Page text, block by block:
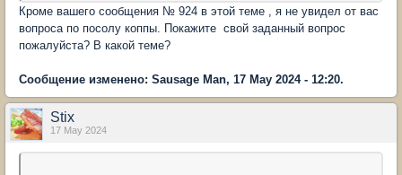
Кроме вашего сообщения № 924 в этой теме , я не увидел от вас
вопроса по посолу коппы. Покажите свой заданный вопрос
пожалуйста? В какой теме?
Сообщение изменено: Sausage Man, 17 May 2024 - 12:20.
Stix
17 May 2024